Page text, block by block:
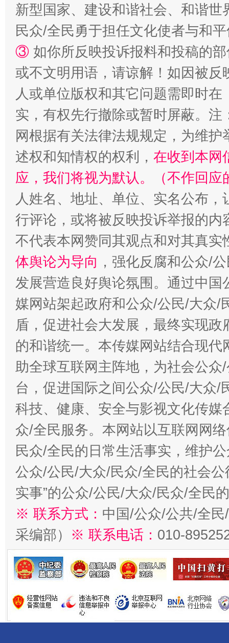
“蜀中异人”王建安的艺术幻境
新型国家、建设和谐社会、和谐
民众/全民勇于担任文化使者与和
③ 如你所反映投诉报料和投稿的
或不文明用语，请谅解！如因被
人或单位版权和其它问题需即时在
实，有权先行撤除或暂时屏蔽。
网根据有关法律法规规定，为维
述权和知情权的权利， 在收到本网
应，我们将视为默认。（不作回应
人姓名、地址、单位、实名公布
行评论，或将被反映投诉举报的
不代表本网赞同其观点和对其真实
体舆论为导向 ，强化反腐和公众/
发展营造良好舆论氛围。通过中
媒网站架起政府和公众/公民/大众/
盾，促进社会大发展，最终实现
的和谐统一。本传媒网站结合现
助全球互联网主阵地，为社会公
台，促进国际之间公众/公民/大众/
科技、健康、安全与影视文化传
众/全民服务。本网站以互联网网
民众/全民的日常生活事实，维护
公众/公民/大众/民众/全民的社会公
实事”的公众/公民/大众/民众/全民
※ 联系方式： 中国/公众/公共/全
采编部） ※ 联系电话： 010-